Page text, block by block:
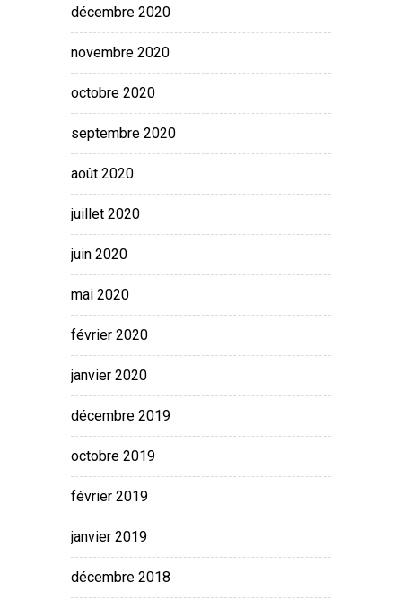
décembre 2020
novembre 2020
octobre 2020
septembre 2020
août 2020
juillet 2020
juin 2020
mai 2020
février 2020
janvier 2020
décembre 2019
octobre 2019
février 2019
janvier 2019
décembre 2018